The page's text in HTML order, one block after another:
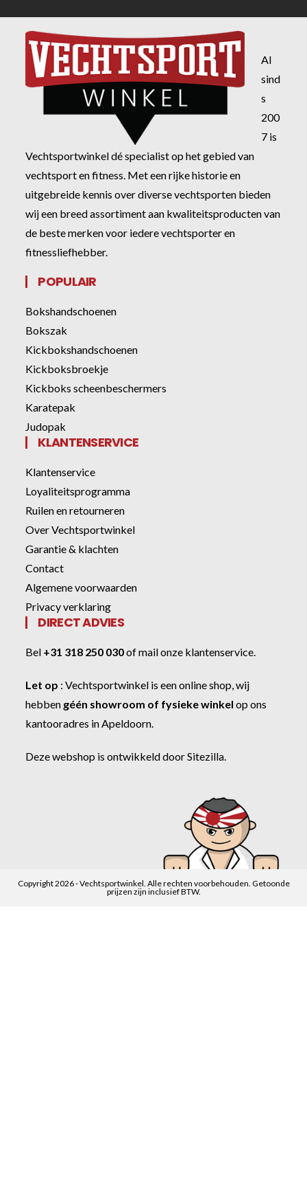
Al
sind
s
200
7 is
Vechtsportwinkel dé specialist op het gebied van
vechtsport en fitness. Met een rijke historie en
uitgebreide kennis over diverse vechtsporten bieden
wij een breed assortiment aan kwaliteitsproducten van
de beste merken voor iedere vechtsporter en
fitnessliefhebber.
POPULAIR
Bokshandschoenen
Bokszak
Kickbokshandschoenen
Kickboksbroekje
Kickboks scheenbeschermers
Karatepak
Judopak
KLANTENSERVICE
Klantenservice
Loyaliteitsprogramma
Ruilen en retourneren
Over Vechtsportwinkel
Garantie & klachten
Contact
Algemene voorwaarden
Privacy verklaring
DIRECT ADVIES
Bel +31 318 250 030ofmail onze klantenservice
Let op :Vechtsportwinkel is een online shop, wij
hebben géén showroom of fysieke winkel op ons
kantooradres in Apeldoorn.
Deze webshop is ontwikkeld doorSitezilla
Copyright 2026 - Vechtsportwinkel. Alle rechten voorbehouden. Getoonde
prijzen zijn inclusief BTW.